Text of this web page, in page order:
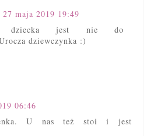
27 maja 2019 19:49
dziecka jest nie do
dziewczynka :)
06:46
U nas też stoi i jest